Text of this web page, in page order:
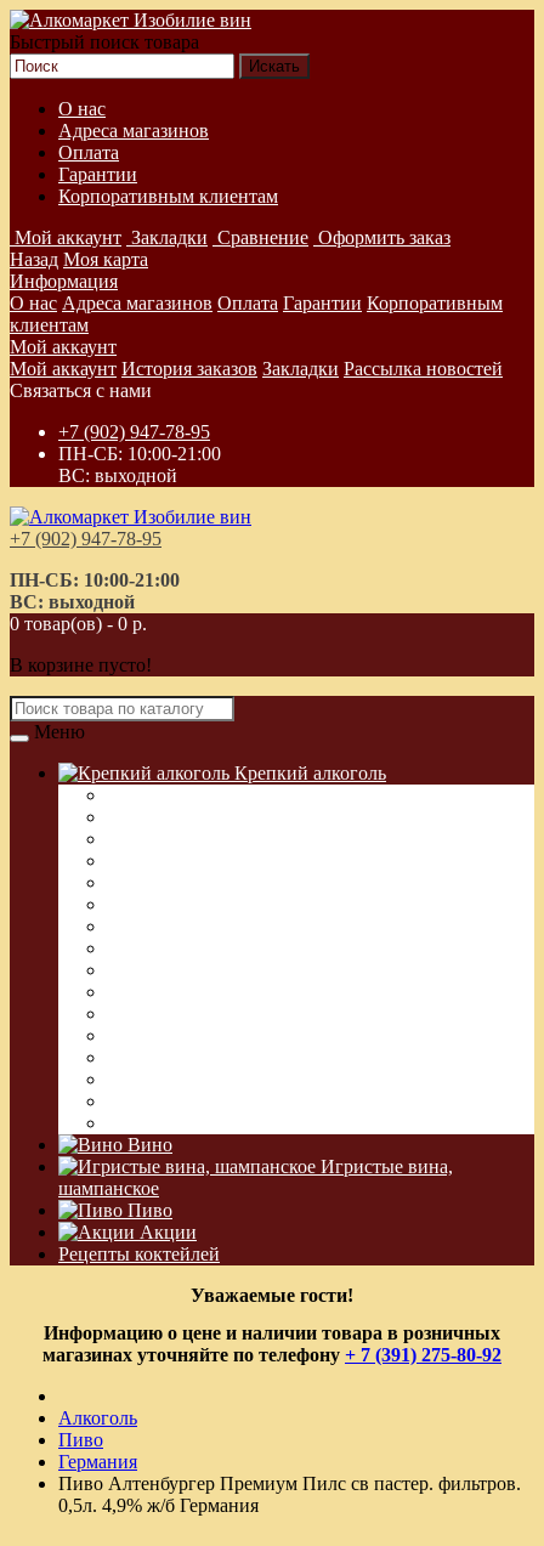
Быстрый поиск товара
О нас
Адреса магазинов
Оплата
Гарантии
Корпоративным клиентам
Мой аккаунт Закладки Сравнение Оформить заказ
Назад Моя карта
Информация
О нас Адреса магазинов Оплата Гарантии Корпоративным
клиентам
Мой аккаунт
Мой аккаунт История заказов Закладки Рассылка новостей
Связаться с нами
+7 (902) 947-78-95
ПН-СБ: 10:00-21:00
ВС: выходной
+7 (902) 947-78-95
ПН-СБ: 10:00-21:00
ВС: выходной
0 товар(ов) - 0 р.
В корзине пусто!
Меню
Крепкий алкоголь
Вино
Игристые вина,
шампанское
Пиво
Акции
Рецепты коктейлей
Уважаемые гости!
Информацию о цене и наличии товара в розничных
магазинах уточняйте по телефону + 7 (391) 275-80-92
Алкоголь
Пиво
Германия
Пиво Алтенбургер Премиум Пилс св пастер. фильтров.
0,5л. 4,9% ж/б Германия